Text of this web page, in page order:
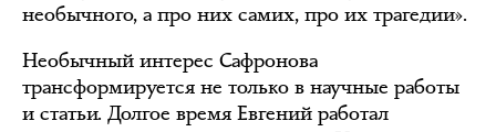
необычного, а про них самих, про их трагедии».
Необычный интерес Сафронова
трансформируется не только в научные работы
и статьи. Долгое время Евгений работал